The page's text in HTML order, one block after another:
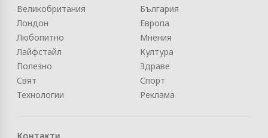
Великобритания
Лондон
Любопитно
Лайфстайл
Полезно
Свят
Технологии
България
Европа
Мнения
Култура
Здраве
Спорт
Реклама